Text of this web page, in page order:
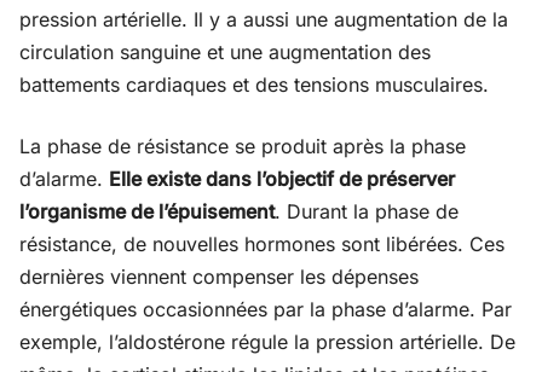
pression artérielle. Il y a aussi une augmentation de la
circulation sanguine et une augmentation des
battements cardiaques et des tensions musculaires.
La phase de résistance se produit après la phase
d’alarme. Elle existe dans l’objectif de préserver
l’organisme de l’épuisement. Durant la phase de
résistance, de nouvelles hormones sont libérées. Ces
dernières viennent compenser les dépenses
énergétiques occasionnées par la phase d’alarme. Par
exemple, l’aldostérone régule la pression artérielle. De